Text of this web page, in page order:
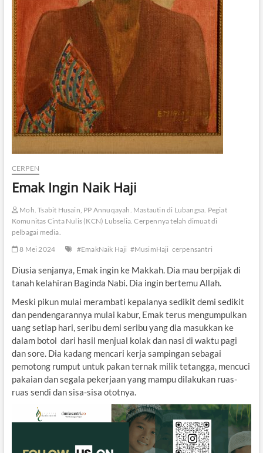
CERPEN
Emak Ingin Naik Haji
Moh. Tsabit Husain, PP Annuqayah. Mastautin di Lubangsa. Pegiat
Komunitas Cinta Nulis (KCN) Lubselia. Cerpennya telah dimuat di
pelbagai media.
8 Mei 2024
#EmakNaik Haji #MusimHaji cerpensantri
Diusia senjanya, Emak ingin ke Makkah. Dia mau berpijak di
tanah kelahiran Baginda Nabi. Dia ingin bertemu Allah.
Meski pikun mulai merambati kepalanya sedikit demi sedikit
dan pendengarannya mulai kabur, Emak terus mengumpulkan
uang setiap hari, seribu demi seribu yang dia masukkan ke
dalam botol dari hasil menjual kolak dan nasi di waktu pagi
dan sore. Dia kadang mencari kerja sampingan sebagai
pemotong rumput untuk pakan ternak milik tetangga, mencuci
pakaian dan segala pekerjaan yang mampu dilakukan ruas-
ruas sendi dan sisa-sisa ototnya.